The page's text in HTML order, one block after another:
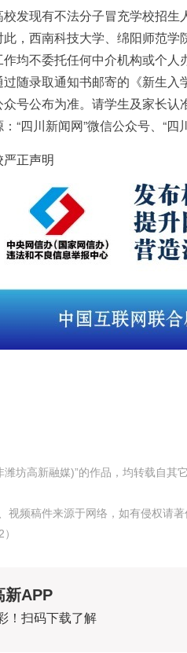
发现有不法分子冒充学校招
，西南科技大学、绵阳师范
均不委托任何中介机构或个
随录取通知书邮寄的《新生
号公布为准。请学生及家长
“四川新闻网”微信公众号、“四
严正声明
坊高新融媒)”的作品，均转载自其
频稿件来源于网络，如有侵权请
新APP
！扫码下载了解